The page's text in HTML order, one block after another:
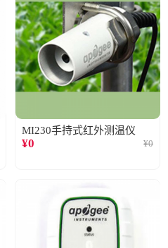
MI230手持式红外测温仪
¥0 ¥0